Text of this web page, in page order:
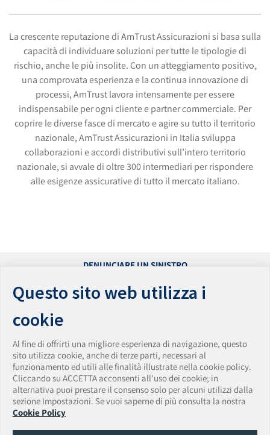
La crescente reputazione di AmTrust Assicurazioni si basa sulla
capacità di individuare soluzioni per tutte le tipologie di
rischio, anche le più insolite. Con un atteggiamento positivo,
una comprovata esperienza e la continua innovazione di
processi, AmTrust lavora intensamente per essere
indispensabile per ogni cliente e partner commerciale. Per
coprire le diverse fasce di mercato e agire su tutto il territorio
nazionale, AmTrust Assicurazioni in Italia sviluppa
collaborazioni e accordi distributivi sull’intero territorio
nazionale, si avvale di oltre 300 intermediari per rispondere
alle esigenze assicurative di tutto il mercato italiano.
DENUNCIARE UN SINISTRO
ACCESSIBILITÀ
VULNERABILITY DISCLOSURE POLICY
AmTrust Assicurazioni S.p.A.
Sede Legale: Via Clerici • 14 • 20121 Milano • Italia
Tel. + 39 0283438150 • Fax + 39 0283438174
PEC: amtrust.assicurazioni@pec.it• Email:
amtrust.assicurazioni@amtrustgroup.com
Capitale Sociale € 5.500.000,00 • P.IVA e C.F. 01917540518 • Data iscrizione Registro
Questo sito web utilizza i
cookie
Al fine di offrirti una migliore esperienza di navigazione, questo
sito utilizza cookie, anche di terze parti, necessari al
funzionamento ed utili alle finalità illustrate nella cookie policy.
Cliccando su ACCETTA acconsenti all'uso dei cookie; in
alternativa puoi prestare il consenso solo per alcuni utilizzi dalla
sezione Impostazioni. Se vuoi saperne di più consulta la nostra
Cookie Policy